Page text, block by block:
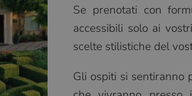
Se prenotati con
accessibili solo ai
scelte stilistiche del
Gli ospiti si sentiranno